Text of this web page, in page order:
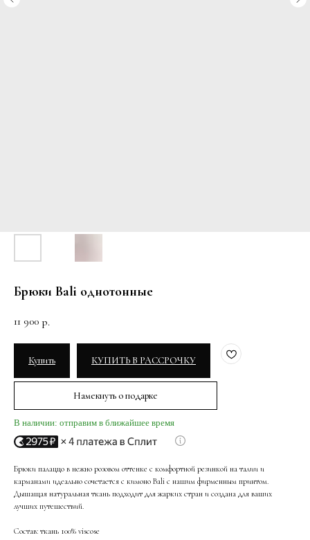
Брюки Bali однотонные
11 900 р.
Купить КУПИТЬ В РАССРОЧКУ
Намекнуть о подарке
В наличии: отправим в ближайшее время
Брюки палаццо в нежно розовом оттенке с комфортной резинкой на талии и
карманами идеально сочетается с кимоно Bali с нашим фирменным принтом.
Дышащая натуральная ткань подходит для жарких стран и создана для ваших
лучших путешествий.
Состав: ткань 100% viscose